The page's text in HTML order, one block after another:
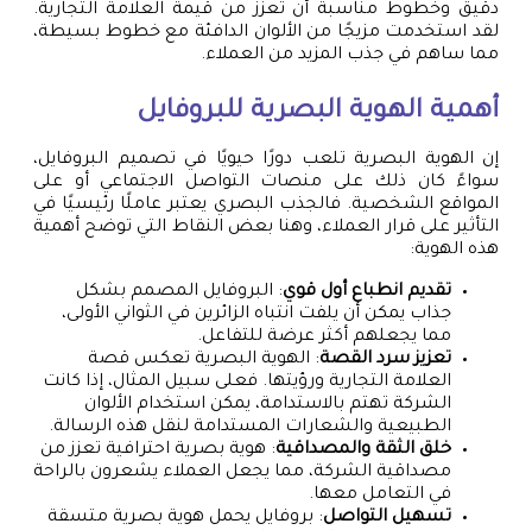
دقيق وخطوط مناسبة أن تعزز من قيمة العلامة التجارية.
لقد استخدمت مزيجًا من الألوان الدافئة مع خطوط بسيطة،
مما ساهم في جذب المزيد من العملاء.
أهمية الهوية البصرية للبروفايل
إن الهوية البصرية تلعب دورًا حيويًا في تصميم البروفايل،
سواءً كان ذلك على منصات التواصل الاجتماعي أو على
المواقع الشخصية. فالجذب البصري يعتبر عاملًا رئيسيًا في
التأثير على قرار العملاء، وهنا بعض النقاط التي توضح أهمية
هذه الهوية:
تقديم انطباع أول قوي: البروفايل المصمم بشكل
جذاب يمكن أن يلفت انتباه الزائرين في الثواني الأولى،
مما يجعلهم أكثر عرضة للتفاعل.
تعزيز سرد القصة: الهوية البصرية تعكس قصة
العلامة التجارية ورؤيتها. فعلى سبيل المثال، إذا كانت
الشركة تهتم بالاستدامة، يمكن استخدام الألوان
الطبيعية والشعارات المستدامة لنقل هذه الرسالة.
خلق الثقة والمصداقية: هوية بصرية احترافية تعزز من
مصداقية الشركة، مما يجعل العملاء يشعرون بالراحة
في التعامل معها.
تسهيل التواصل: بروفايل يحمل هوية بصرية متسقة